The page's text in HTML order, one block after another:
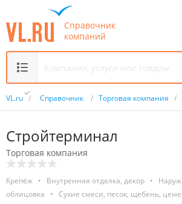
Справочник
компаний
VL.ru / Справочник / Торговая компания /
Стройтерминал
Торговая компания
Крепёж • Внутренняя отделка, декор •
облицовка
• Сухие смеси, песок, щебень,